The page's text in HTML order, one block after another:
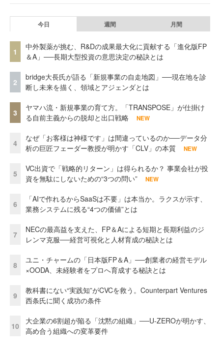
今日 週間 月間
1
中外製薬が挑む、R&Dの成果最大化に貢献する「進化版FP
＆A」──長期大型投資の意思決定の秘訣とは
2
bridge大長氏が語る「新規事業の自走地図」──現在地を診
断し未来を描く、領域とアジェンダとは
3
ヤマハ流・新規事業の育て方。「TRANSPOSE」が仕掛け
る自前主義からの脱却と出口戦略
NEW
4
なぜ「お客様は神様です」は間違っているのか──データ分
析の巨匠フェーダー教授が明かす「CLV」の本質
NEW
5
VC出資で「戦略的リターン」は得られるか？ 事業会社が投
資を無駄にしないための“3つの問い”
NEW
6
「AIで作れるからSaaSは不要」は本当か。ラクスが示す、
業務システムに残る“4つの価値”とは
7
NECの最高益を支えた、FP＆Aによる短期と長期利益のジ
レンマ克服──経営可視化と人材育成の秘訣とは
8
ユニ・チャームの「日本版FP＆A」──創業者の経営モデル
×OODA、未経験者をプロへ育成する秘訣とは
9
教科書にない“実践知”がCVCを救う。Counterpart Ventures
西条氏に聞く成功の条件
10
大企業の6割超が陥る「沈黙の組織」──U-ZEROが明かす、
高め合う組織への変革要件